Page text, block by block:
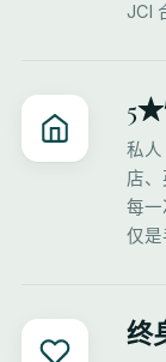
JCI
5★
私人
店
每一
仅是
终